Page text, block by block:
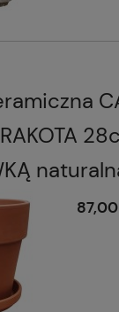
87,00